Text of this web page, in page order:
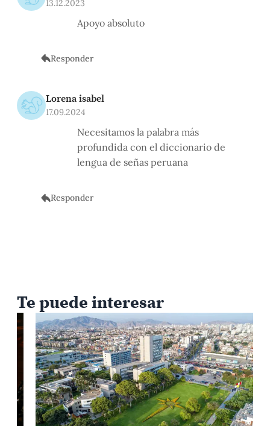
13.12.2023
Apoyo absoluto
Responder
Lorena isabel
17.09.2024
Necesitamos la palabra más
profundida con el diccionario de
lengua de señas peruana
Responder
Te puede interesar